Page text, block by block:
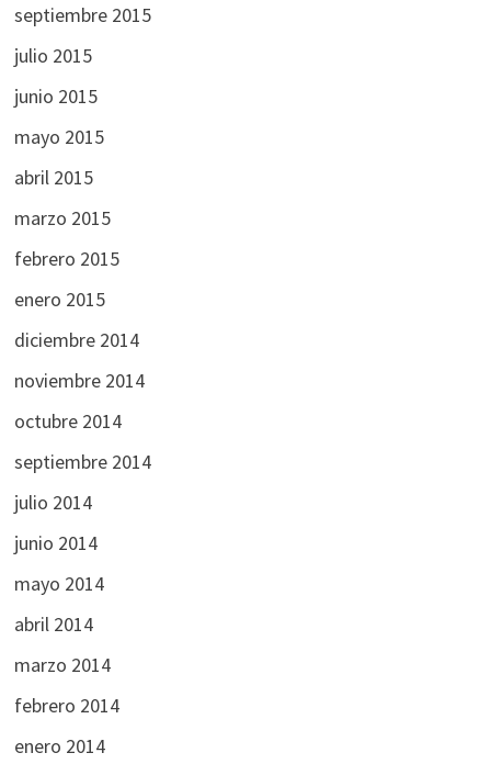
septiembre 2015
julio 2015
junio 2015
mayo 2015
abril 2015
marzo 2015
febrero 2015
enero 2015
diciembre 2014
noviembre 2014
octubre 2014
septiembre 2014
julio 2014
junio 2014
mayo 2014
abril 2014
marzo 2014
febrero 2014
enero 2014